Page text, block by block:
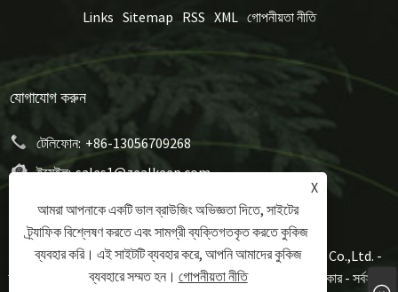
Links Sitemap RSS XML গোপনীয়তা নীতি
যোগাযোগ করুন
টেলিফোন: +86-13056709268
ইমেইল: sales1@zealkeep.com
ঠিকানা:
গুটাং স্ট্রিট, সিক্সি সিটি, নিংবো সিটি, ঝেজিয়াং প্রদেশ, চীন
কপিরাইট © 2023 Ningbo Zealkeep Electrical Appliance Co.,Ltd. -
অ্যালুমিনিয়াম কুকওয়্যার, স্যান্ডউইচ মেকার, ওয়াফেল প্লেট স্যান্ডউইচ মেকার - সর্বস্বত্ব
X
আমরা আপনাকে একটি ভাল ব্রাউজিং অভিজ্ঞতা দিতে, সাইটের
ট্র্যাফিক বিশ্লেষণ করতে এবং সামগ্রী ব্যক্তিগতকৃত করতে কুকিজ
ব্যবহার করি। এই সাইটটি ব্যবহার করে, আপনি আমাদের কুকিজ
ব্যবহারে সম্মত হন। গোপনীয়তা নীতি